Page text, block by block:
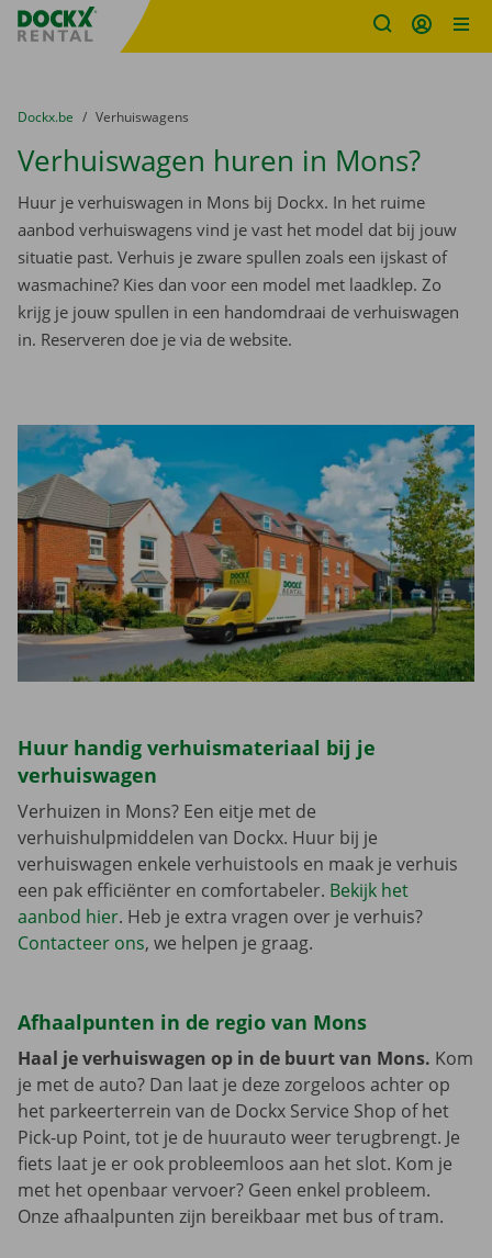
Fratello DEMO
U bevindt zich hier:
van
Dockx.be naar
Verhuiswagens
Verhuiswagen huren in Mons?
Huur je verhuiswagen in Mons bij Dockx. In het ruime
aanbod verhuiswagens vind je vast het model dat bij jouw
situatie past. Verhuis je zware spullen zoals een ijskast of
wasmachine? Kies dan voor een model met laadklep. Zo
krijg je jouw spullen in een handomdraai de verhuiswagen
in. Reserveren doe je via de website.
Huur handig verhuismateriaal bij je
verhuiswagen
Verhuizen in Mons? Een eitje met de
verhuishulpmiddelen van Dockx. Huur bij je
verhuiswagen enkele verhuistools en maak je verhuis
een pak efficiënter en comfortabeler. Bekijk het
aanbod hier. Heb je extra vragen over je verhuis?
Contacteer ons, we helpen je graag.
Afhaalpunten in de regio van Mons
Haal je verhuiswagen op in de buurt van Mons. Kom
je met de auto? Dan laat je deze zorgeloos achter op
het parkeerterrein van de Dockx Service Shop of het
Pick-up Point, tot je de huurauto weer terugbrengt. Je
fiets laat je er ook probleemloos aan het slot. Kom je
met het openbaar vervoer? Geen enkel probleem.
Onze afhaalpunten zijn bereikbaar met bus of tram.